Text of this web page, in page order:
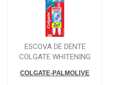
ESCOVA DE DENTE
COLGATE WHITENING
COLGATE-PALMOLIVE